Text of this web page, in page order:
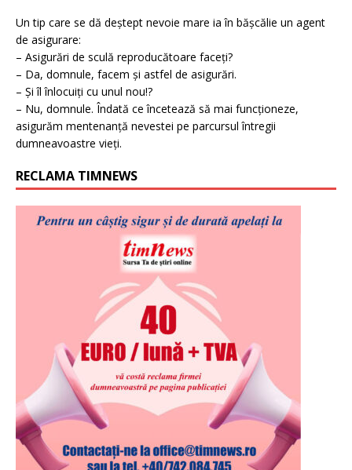
Un tip care se dă deștept nevoie mare ia în bășcălie un agent
de asigurare:
– Asigurări de sculă reproducătoare faceți?
– Da, domnule, facem și astfel de asigurări.
– Și îl înlocuiți cu unul nou!?
– Nu, domnule. Îndată ce încetează să mai funcționeze,
asigurăm mentenanță nevestei pe parcursul întregii
dumneavoastre vieți.
RECLAMA TIMNEWS